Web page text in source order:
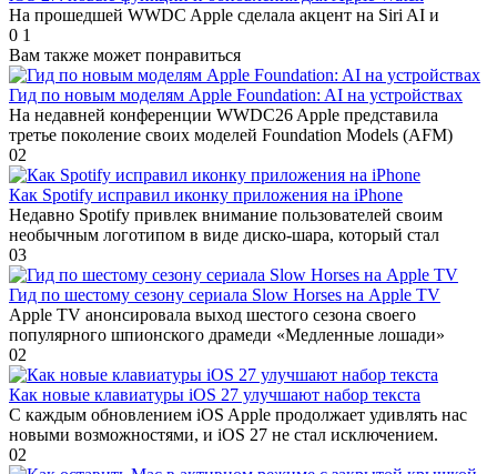
На прошедшей WWDC Apple сделала акцент на Siri AI и
0 1
Вам также может понравиться
Гид по новым моделям Apple Foundation: AI на устройствах
На недавней конференции WWDC26 Apple представила
третье поколение своих моделей Foundation Models (AFM)
02
Как Spotify исправил иконку приложения на iPhone
Недавно Spotify привлек внимание пользователей своим
необычным логотипом в виде диско-шара, который стал
03
Гид по шестому сезону сериала Slow Horses на Apple TV
Apple TV анонсировала выход шестого сезона своего
популярного шпионского драмеди «Медленные лошади»
02
Как новые клавиатуры iOS 27 улучшают набор текста
С каждым обновлением iOS Apple продолжает удивлять нас
новыми возможностями, и iOS 27 не стал исключением.
02